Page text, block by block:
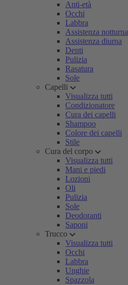
Anti-età
Occhi
Labbra
Assistenza notturna
Assistenza diurna
Denti
Pulizia
Rasatura
Sole
Capelli
Visualizza tutti
Condizionatore
Cura dei capelli
Shampoo
Colore dei capelli
Stile
Cura del corpo
Visualizza tutti
Mani e piedi
Lozioni
Oli
Pulizia
Sole
Deodoranti
Saponi
Trucco
Visualizza tutti
Occhi
Labbra
Unghie
Spazzola